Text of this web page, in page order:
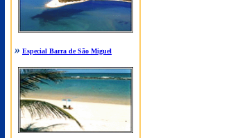
» Especial Barra de São Miguel